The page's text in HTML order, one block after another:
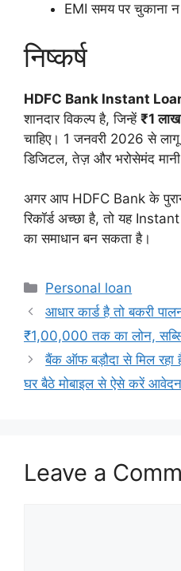
EMI समय पर चुकाना
निष्कर्ष
HDFC Bank Instant
शानदार विकल्प है, जिन्हें ₹1
चाहिए। 1 जनवरी 2026 से लागू
डिजिटल, तेज़ और भरोसेमंद मानी
अगर आप HDFC Bank के
रिकॉर्ड अच्छा है, तो यह
का समाधान बन सकता है।
Categories
Personal loan
आधार कार्ड है तो बकरी
₹1,00,000 तक का लोन,
बैंक ऑफ बड़ौदा से मिल
घर बैठे मोबाइल से ऐसे करें आवेदन
Leave a